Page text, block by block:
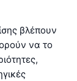
βλέπουν
να το